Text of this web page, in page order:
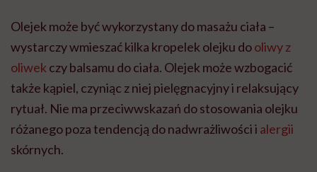
Olejek może być wykorzystany do masażu ciała –
wystarczy wmieszać kilka kropelek olejku dooliwy z
oliwek czy balsamu do ciała. Olejek może wzbogacić
także kąpiel, czyniąc z niej pielęgnacyjny i relaksujący
rytuał. Nie ma przeciwwskazań do stosowania olejku
różanego poza tendencją do nadwrażliwości i alergii
skórnych.